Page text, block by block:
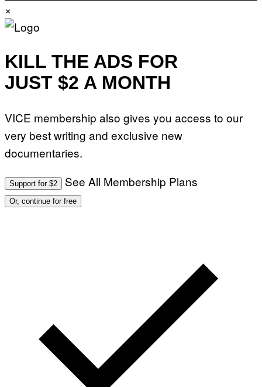
×
KILL THE ADS FOR
JUST $2 A MONTH
VICE membership also gives you access to our
very best writing and exclusive new
documentaries.
Support for $2 See All Membership Plans
Or, continue for free